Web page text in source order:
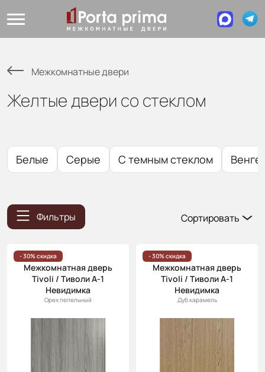
Межкомнатные двери
Желтые двери со стеклом
Белые Серые С темным стеклом Венге
Фильтры
Сортировать
Цена
(возр.)
Цена (убыв.)
Cначала
новинки
Cначала
скидки
- 30% скидка
Межкомнатная дверь
Tivoli / Тиволи А-1
Невидимка
Орех пепельный
- 30% скидка
Межкомнатная дверь
Tivoli / Тиволи А-1
Невидимка
Дуб карамель